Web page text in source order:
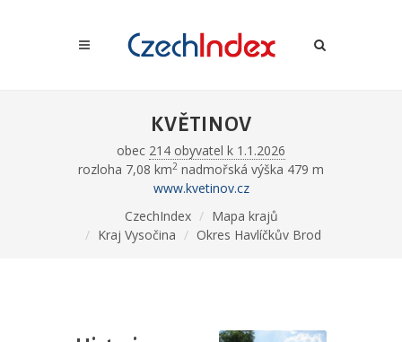
KVĚTINOV
obec 214 obyvatel k 1.1.2026
rozloha 7,08 km2 nadmořská výška 479 m
www.kvetinov.cz
CzechIndex
Mapa krajů
Kraj Vysočina
Okres Havlíčkův Brod